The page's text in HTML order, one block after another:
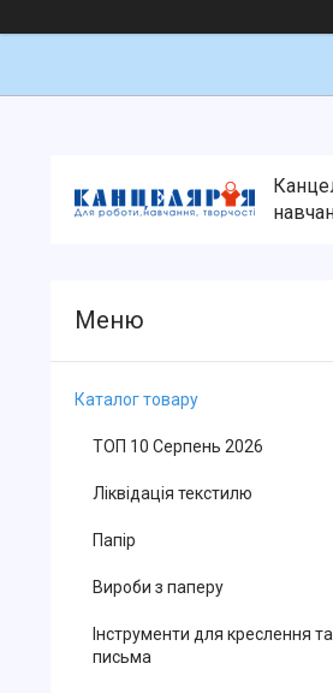
Каталог товару
ТОП 10 Серпень 2026
Ліквідація текстилю
Папір
Вироби з паперу
Інструменти для креслення та
письма